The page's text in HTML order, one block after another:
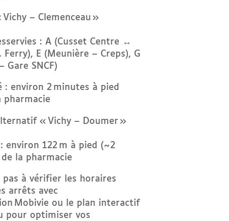
– Clemenceau »
: A (Cusset Centre ↔
Ferry), E (Meunière – Creps), G
Gare SNCF)
: environ 2 minutes à pied
pharmacie
« Vichy – Doumer »
environ 122 m à pied (~2
la pharmacie
pas à vérifier les horaires
arrêts avec
Mobivie ou le plan interactif
pour optimiser vos